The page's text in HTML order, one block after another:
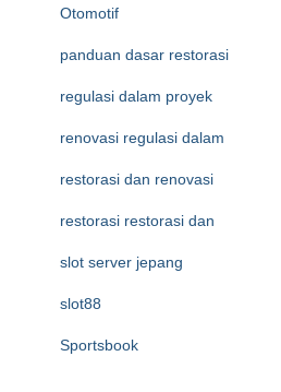
Otomotif
panduan dasar restorasi
regulasi dalam proyek
renovasi regulasi dalam
restorasi dan renovasi
restorasi restorasi dan
slot server jepang
slot88
Sportsbook